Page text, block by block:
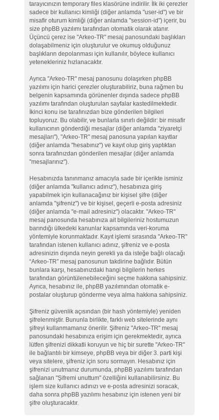
tarayıcınızın temporary files klasörüne indirilir. İlk iki çerezler
sadece bir kullanıcı kimliği (diğer anlamda "user-id") ve bir
misafir oturum kimliği (diğer anlamda "session-id") içerir, bu
size phpBB yazılımı tarafından otomatik olarak atanır.
Üçüncü çerez ise "Arkeo-TR" mesaj panosundaki başlıkları
dolaşabilmeniz için oluşturulur ve okumuş olduğunuz
başlıkların depolanması için kullanılır, böylece kullanıcı
yetenekleriniz hızlanacaktır.
Ayrıca "Arkeo-TR" mesaj panosunu dolaşırken phpBB
yazılımı için harici çerezler oluşturabiliriz, buna rağmen bu
belgenin kapsamında görünenler dışında sadece phpBB
yazılımı tarafından oluşturulan sayfalar kastedilmektedir.
İkinci konu ise tarafınızdan bize gönderilen bilgileri
topluyoruz. Bu olabilir, ve bunlarla sınırlı değildir: bir misafir
kullanıcının gönderdiği mesajlar (diğer anlamda "ziyaretçi
mesajları"), "Arkeo-TR" mesaj panosuna yapılan kayıtlar
(diğer anlamda "hesabınız") ve kayıt olup giriş yaptıktan
sonra tarafınızdan gönderilen mesajlar (diğer anlamda
"mesajlarınız").
Hesabınızda tanınmanız amacıyla sade bir içerikte isminiz
(diğer anlamda "kullanıcı adınız"), hesabınıza giriş
yapabilmek için kullanacağınız bir kişisel şifre (diğer
anlamda "şifreniz") ve bir kişisel, geçerli e-posta adresiniz
(diğer anlamda "e-mail adresiniz") olacaktır. "Arkeo-TR"
mesaj panosunda hesabınıza ait bilgileriniz hostumuzun
barındığı ülkedeki kanunlar kapsamında veri-koruma
yöntemiyle korunmaktadır. Kayıt işlemi sırasında "Arkeo-TR"
tarafından istenen kullanıcı adınız, şifreniz ve e-posta
adresinizin dışında neyin gerekli ya da isteğe bağlı olacağı
“Arkeo-TR” mesaj panosunun takdirine bağlıdır. Bütün
bunlara karşı, hesabınızdaki hangi bilgilerin herkes
tarafından görüntülenebileceğini seçme hakkına sahipsiniz.
Ayrıca, hesabınız ile, phpBB yazılımından otomatik e-
postalar oluşturup gönderme veya alma hakkına sahipsiniz.
Şifreniz güvenlik açısından (bir hash yöntemiyle) yeniden
şifrelenmiştir. Bununla birlikte, farklı web sitelerinde aynı
şifreyi kullanmamanız önerilir. Şifreniz "Arkeo-TR" mesaj
panosundaki hesabınıza erişim için gerekmektedir, ayrıca
lütfen şifrenizi dikkatli koruyun ve hiç bir surette "Arkeo-TR"
ile bağlantılı bir kimseye, phpBB veya bir diğer 3. parti kişi
veya sitelere, şifreniz için soru sormayın. Hesabınız için
şifrenizi unutmanız durumunda, phpBB yazılımı tarafından
sağlanan "Şifremi unuttum" özelliğini kullanabilirsiniz. Bu
işlem size kullanıcı adınızı ve e-posta adresinizi soracak,
daha sonra phpBB yazılımı hesabınız için istenen yeni bir
şifre oluşturacaktır.